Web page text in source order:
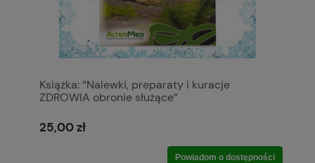
Książka: “Nalewki, preparaty i kuracje
ZDROWIA obronie służące”
25,00 zł
Powiadom o dostępności